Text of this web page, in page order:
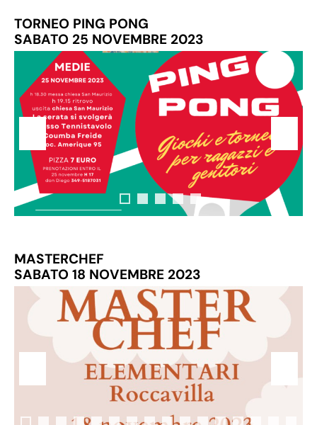
TORNEO PING PONG
SABATO 25 NOVEMBRE 2023
MASTERCHEF
SABATO 18 NOVEMBRE 2023